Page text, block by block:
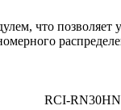
что позволяет
RCI-RN30HN